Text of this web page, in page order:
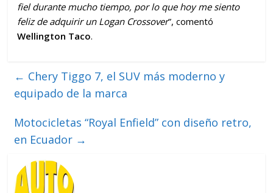
fiel durante mucho tiempo, por lo que hoy me siento
feliz de adquirir un Logan Crossover”, comentó
Wellington Taco.
← Chery Tiggo 7, el SUV más moderno y
equipado de la marca
Motocicletas “Royal Enfield” con diseño retro,
en Ecuador →